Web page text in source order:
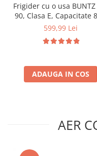
Frigider cu o usa BUNTZ
90, Clasa E, Capacitate
Iluminare interioara,
cm, Alb
599,99 Lei
ADAUGA IN COS
AER